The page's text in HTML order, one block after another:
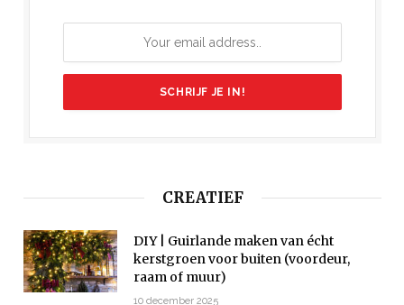
CREATIEF
DIY | Guirlande maken van écht
kerstgroen voor buiten (voordeur,
raam of muur)
10 december 2025